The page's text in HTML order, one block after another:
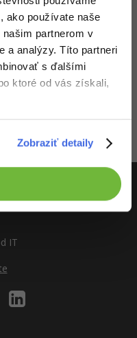
ako používate naše
partnerom v
a analýzy. Títo partneri
s ďalšími
ktoré od vás získali,
Zobraziť detaily
IT